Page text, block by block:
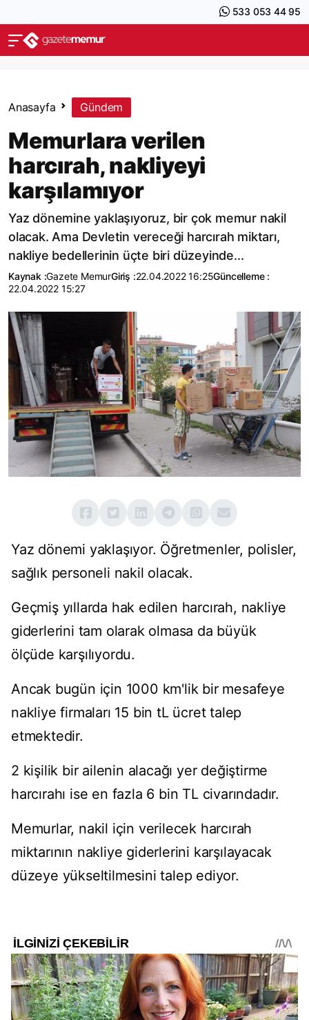
533 053 44 95
Anasayfa Gündem
Memurlara verilen
harcırah, nakliyeyi
karşılamıyor
Yaz dönemine yaklaşıyoruz, bir çok memur nakil
olacak. Ama Devletin vereceği harcırah miktarı,
nakliye bedellerinin üçte biri düzeyinde...
Kaynak :Gazete MemurGiriş :22.04.2022 16:25Güncelleme :
22.04.2022 15:27
Yaz dönemi yaklaşıyor. Öğretmenler, polisler,
sağlık personeli nakil olacak.
Geçmiş yıllarda hak edilen harcırah, nakliye
giderlerini tam olarak olmasa da büyük
ölçüde karşılıyordu.
Ancak bugün için 1000 km'lik bir mesafeye
nakliye firmaları 15 bin tL ücret talep
etmektedir.
2 kişilik bir ailenin alacağı yer değiştirme
harcırahı ise en fazla 6 bin TL civarındadır.
Memurlar, nakil için verilecek harcırah
miktarının nakliye giderlerini karşılayacak
düzeye yükseltilmesini talep ediyor.